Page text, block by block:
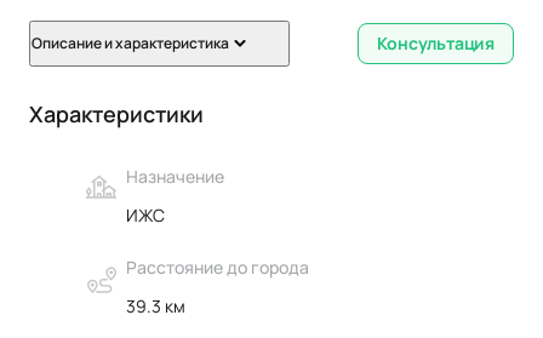
Описание и характеристика Консультация
Характеристики
Назначение
ИЖС
Расстояние до города
39.3 км